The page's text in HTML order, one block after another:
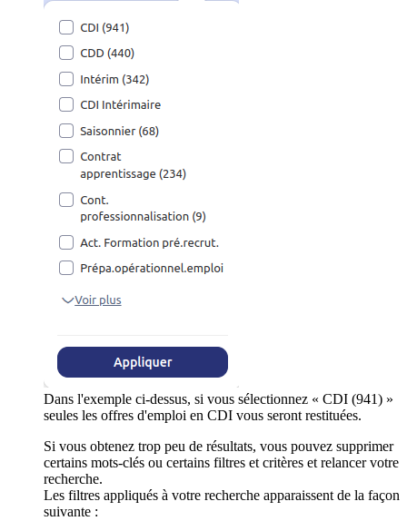
Dans l'exemple ci-dessus, si vous sélectionnez « CDI (941) »
seules les offres d'emploi en CDI vous seront restituées.
Si vous obtenez trop peu de résultats, vous pouvez supprimer
certains mots-clés ou certains filtres et critères et relancer votre
recherche.
Les filtres appliqués à votre recherche apparaissent de la façon
suivante :